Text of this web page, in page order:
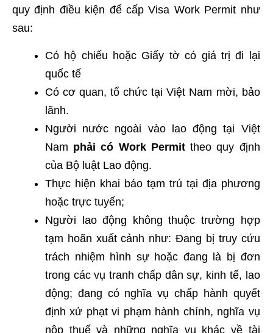
quy định điều kiện để cấp Visa Work Permit như
sau:
Có hộ chiếu hoặc Giấy tờ có giá trị đi lại
quốc tế
Có cơ quan, tổ chức tại Việt Nam mời, bảo
lãnh.
Người nước ngoài vào lao động tại Việt
Nam phải có Work Permittheo quy định
của Bộ luật Lao động.
Thực hiện khai báo tạm trú tại địa phương
hoặc trực tuyến;
Người lao động không thuộc trường hợp
tạm hoãn xuất cảnh như: Đang bị truy cứu
trách nhiệm hình sự hoặc đang là bị đơn
trong các vụ tranh chấp dân sự, kinh tế, lao
động; đang có nghĩa vụ chấp hành quyết
định xử phạt vi phạm hành chính, nghĩa vụ
nộp thuế và những nghĩa vụ khác về tài